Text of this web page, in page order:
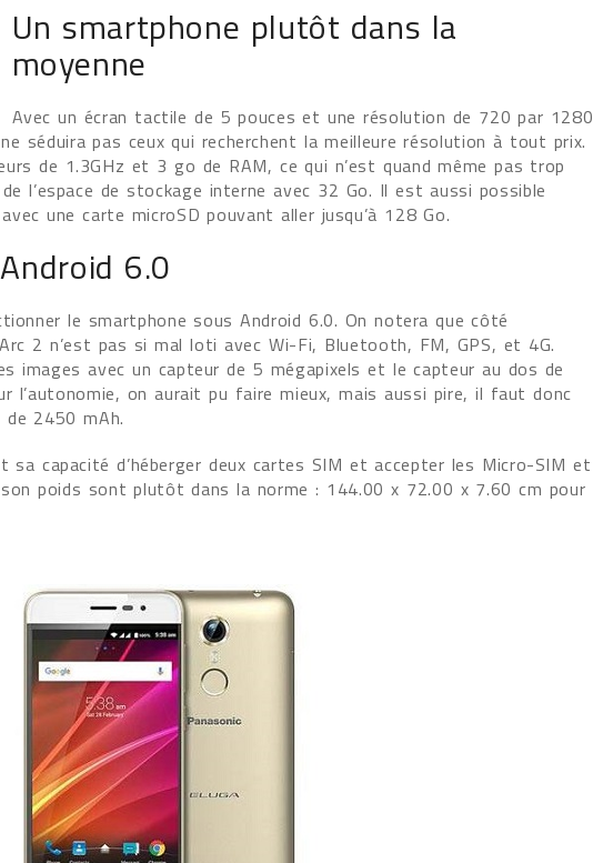
Un smartphone plutôt dans la
moyenne
Avec un écran tactile de 5 pouces et une résolution de 720 par 1280
ne séduira pas ceux qui recherchent la meilleure résolution à tout prix.
de 1.3GHz et 3 go de RAM, ce qui n’est quand même pas trop
l’espace de stockage interne avec 32 Go. Il est aussi possible
une carte microSD pouvant aller jusqu’à 128 Go.
6.0
le smartphone sous Android 6.0. On notera que côté
2 n’est pas si mal loti avec Wi-Fi, Bluetooth, FM, GPS, et 4G.
images avec un capteur de 5 mégapixels et le capteur au dos de
l’autonomie, on aurait pu faire mieux, mais aussi pire, il faut donc
2450 mAh.
capacité d’héberger deux cartes SIM et accepter les Micro-SIM et
poids sont plutôt dans la norme : 144.00 x 72.00 x 7.60 cm pour